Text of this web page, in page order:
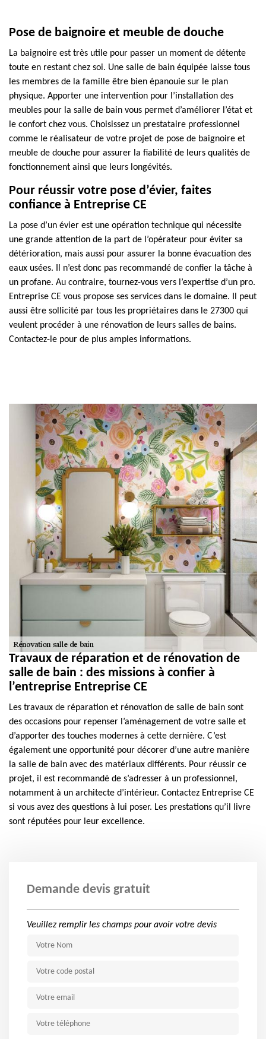
Pose de baignoire et meuble de douche
La baignoire est très utile pour passer un moment de détente
toute en restant chez soi. Une salle de bain équipée laisse tous
les membres de la famille être bien épanouie sur le plan
physique. Apporter une intervention pour l’installation des
meubles pour la salle de bain vous permet d’améliorer l’état et
le confort chez vous. Choisissez un prestataire professionnel
comme le réalisateur de votre projet de pose de baignoire et
meuble de douche pour assurer la fiabilité de leurs qualités de
fonctionnement ainsi que leurs longévités.
Pour réussir votre pose d’évier, faites
confiance à Entreprise CE
La pose d’un évier est une opération technique qui nécessite
une grande attention de la part de l’opérateur pour éviter sa
détérioration, mais aussi pour assurer la bonne évacuation des
eaux usées. Il n’est donc pas recommandé de confier la tâche à
un profane. Au contraire, tournez-vous vers l’expertise d’un pro.
Entreprise CE vous propose ses services dans le domaine. Il peut
aussi être sollicité par tous les propriétaires dans le 27300 qui
veulent procéder à une rénovation de leurs salles de bains.
Contactez-le pour de plus amples informations.
Travaux de réparation et de rénovation de
salle de bain : des missions à confier à
l’entreprise Entreprise CE
Les travaux de réparation et rénovation de salle de bain sont
des occasions pour repenser l’aménagement de votre salle et
d’apporter des touches modernes à cette dernière. C’est
également une opportunité pour décorer d’une autre manière
la salle de bain avec des matériaux différents. Pour réussir ce
projet, il est recommandé de s’adresser à un professionnel,
notamment à un architecte d’intérieur. Contactez Entreprise CE
si vous avez des questions à lui poser. Les prestations qu’il livre
sont réputées pour leur excellence.
Demande devis gratuit
Veuillez remplir les champs pour avoir votre devis